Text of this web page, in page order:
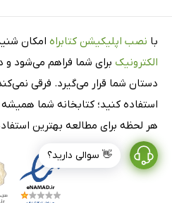
👋 سوالی دارید؟
با نصب اپلیکیشن کتابراه امکان
الکترونیک برای شما فراهم می‌شود و
دستان شما قرار می‌گیرد. فرقی
استفاده کنید؛ کتابخانه شما
هر لحظه برای مطالعه بهترین